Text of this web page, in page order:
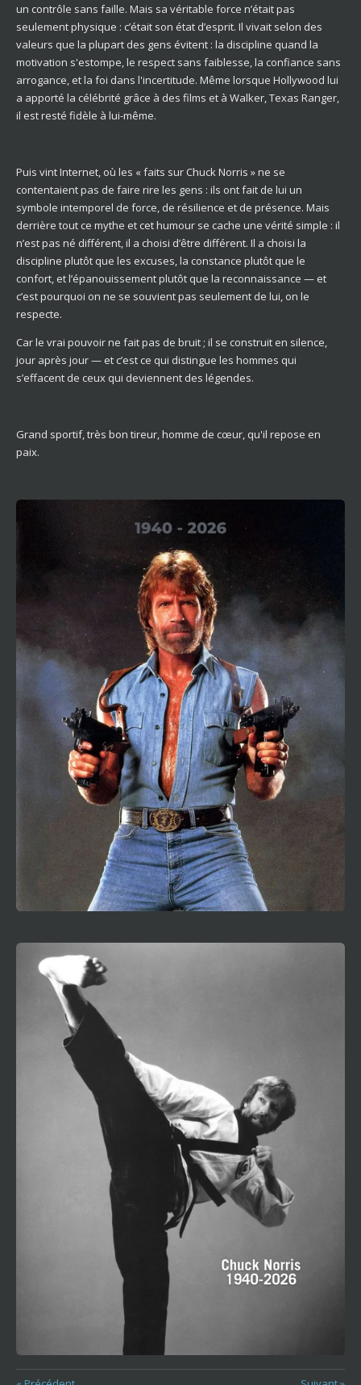
un contrôle sans faille. Mais sa véritable force n’était pas
seulement physique : c’était son état d’esprit. Il vivait selon des
valeurs que la plupart des gens évitent : la discipline quand la
motivation s'estompe, le respect sans faiblesse, la confiance sans
arrogance, et la foi dans l'incertitude. Même lorsque Hollywood lui
a apporté la célébrité grâce à des films et à Walker, Texas Ranger,
il est resté fidèle à lui-même.
Puis vint Internet, où les « faits sur Chuck Norris » ne se
contentaient pas de faire rire les gens : ils ont fait de lui un
symbole intemporel de force, de résilience et de présence. Mais
derrière tout ce mythe et cet humour se cache une vérité simple : il
n’est pas né différent, il a choisi d’être différent. Il a choisi la
discipline plutôt que les excuses, la constance plutôt que le
confort, et l’épanouissement plutôt que la reconnaissance — et
c’est pourquoi on ne se souvient pas seulement de lui, on le
respecte.
Car le vrai pouvoir ne fait pas de bruit ; il se construit en silence,
jour après jour — et c’est ce qui distingue les hommes qui
s’effacent de ceux qui deviennent des légendes.
Grand sportif, très bon tireur, homme de cœur, qu'il repose en
paix.